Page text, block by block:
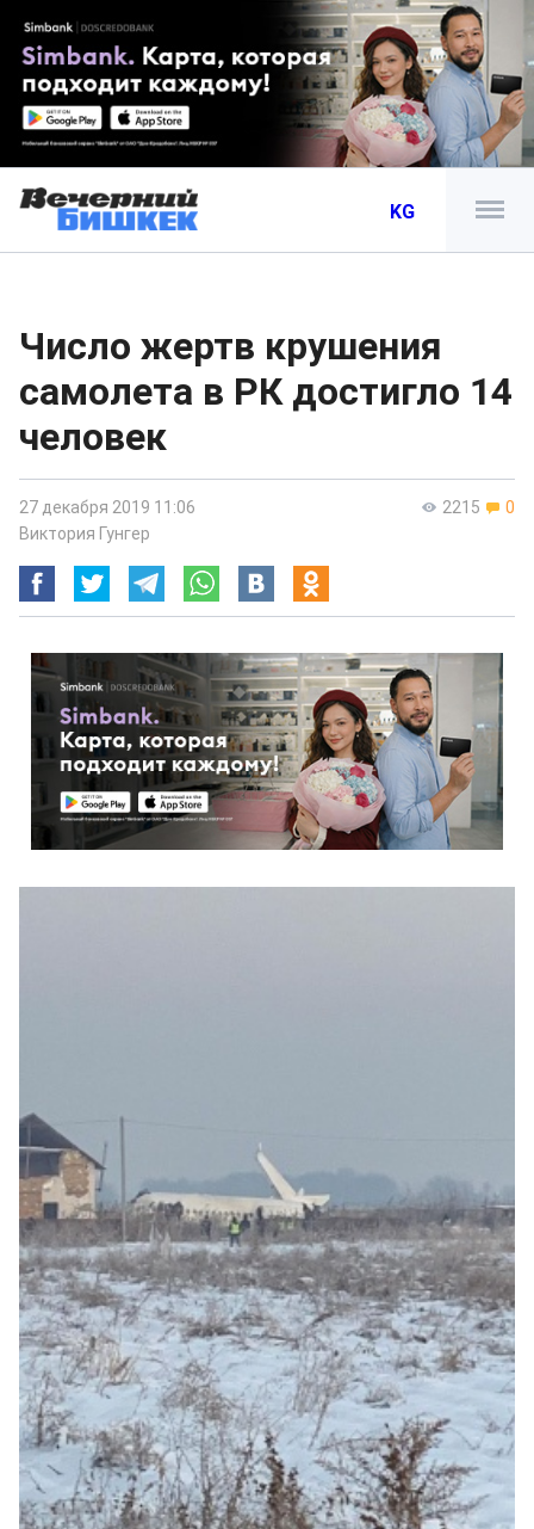
KG
Число жертв крушения
самолета в РК достигло 14
человек
2215 0
27 декабря 2019 11:06
Виктория Гунгер